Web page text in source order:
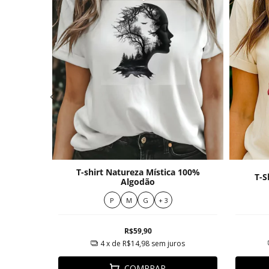
T-shirt Natureza Mística 100%
Algodão
P M G + 3
R$59,90
4x de R$14,98 sem juros
T-